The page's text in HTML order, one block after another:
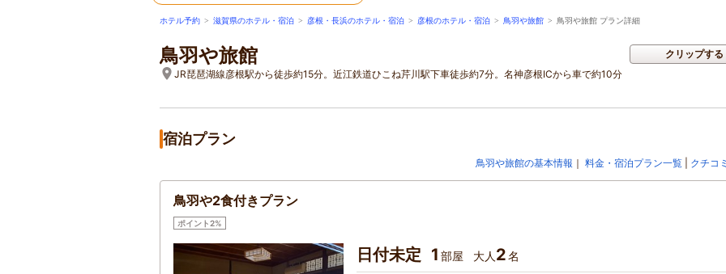
ホテル予約 > 滋賀県のホテル・宿泊 > 彦根・長浜のホテル・宿泊 > 彦根のホテル・宿泊 > 鳥羽や旅館 > 鳥羽や旅館 プラン詳細
鳥羽や旅館
JR琵琶湖線彦根駅から徒歩約15分。近江鉄道ひこね芹川駅下車徒歩約7分。名神彦根ICから車で約10分
クリップする
宿泊プラン
鳥羽や旅館の基本情報 ｜ 料金・宿泊プラン一覧 クチコ
鳥羽や2食付きプラン
ポイント2%
日付未定 1 部屋 大人 2名